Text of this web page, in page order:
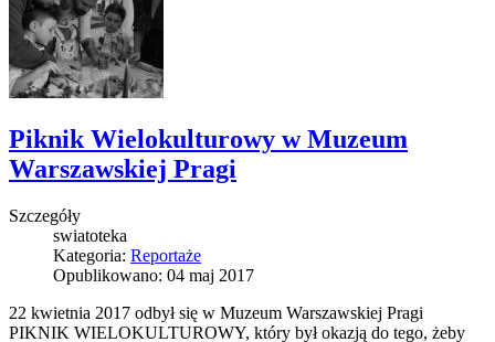
Piknik Wielokulturowy w Muzeum
Warszawskiej Pragi
Szczegóły
swiatoteka
Kategoria: Reportaże
Opublikowano: 04 maj 2017
22 kwietnia 2017 odbył się w Muzeum Warszawskiej Pragi
PIKNIK WIELOKULTUROWY, który był okazją do tego, żeby